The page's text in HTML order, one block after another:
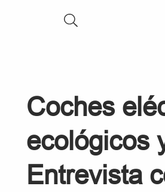
Coches
ecológicos
Entrevista